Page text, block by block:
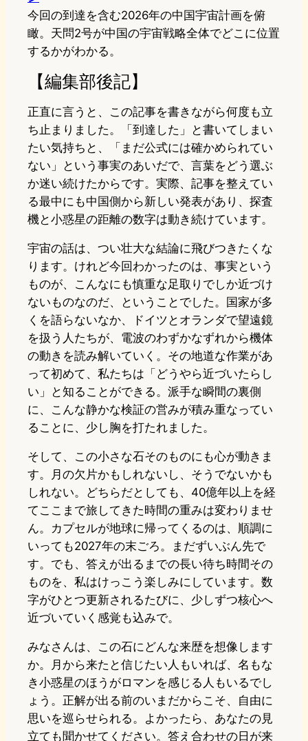
今回の到達を含む2026年の中国宇宙計画を俯
瞰。天問2号が中国の宇宙戦略全体でどこに位置
するかがわかる。
【編集部後記】
正直に言うと、この記事を書きながら何度も立
ち止まりました。「到達した」と書いてしまい
たい気持ちと、「まだ公式には確かめられてい
ない」という事実のあいだで、言葉をどう選ぶ
か迷い続けたからです。実際、記事を整えてい
る最中にも中国側から新しい発表があり、探査
機と小惑星の距離の数字は動き続けています。
宇宙の話は、つい壮大な結論に飛びつきたくな
ります。けれど今回わかったのは、事実という
ものが、こんなにも慎重な足取りでしか近づけ
ないものなのだ、ということでした。国家が多
くを語らないなか、ドイツとオランダで望遠鏡
を扱う人たちが、電波のわずかなずれから機体
の動きを読み解いていく。その地道な作業があ
って初めて、私たちは「どうやら近づいたらし
い」と知ることができる。派手な瞬間の裏側
に、こんな静かな検証の営みが積み重なってい
ることに、少し胸を打たれました。
そして、この小さな石そのものにも心が動きま
す。月の欠片かもしれないし、そうでないかも
しれない。どちらだとしても、40億年以上を経
てここまで旅してきた時間の重みは変わりませ
ん。カプセルが地球に帰ってくるのは、順調に
いっても2027年の末ごろ。まだずいぶん先で
す。でも、答えが出るまでの長い待ち時間その
ものを、私はけっこう楽しみにしています。数
字がひとつ更新されるたびに、少しずつ核心へ
近づいていく感覚も込みで。
みなさんは、この石にどんな来歴を想像します
か。月から来たと信じたい人もいれば、名もな
き小惑星のほうがロマンを感じる人もいるでし
ょう。正解が出る前のいまだからこそ、自由に
思いを巡らせられる。よかったら、あなたの見
立ても聞かせてください。答え合わせの日が来